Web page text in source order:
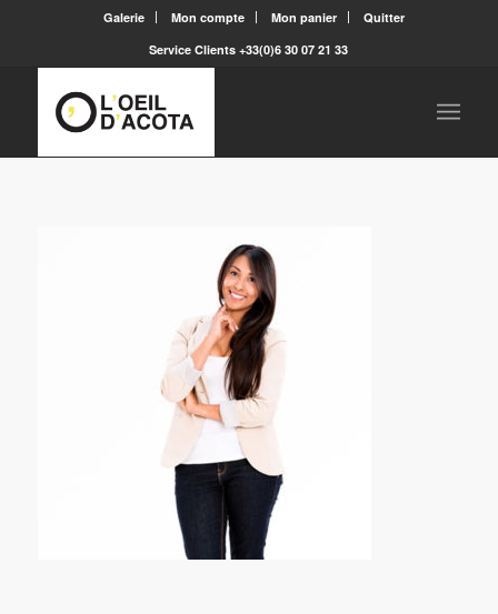
Galerie Mon compte Mon panier
Quitter
Service Clients +33(0)6 30 07 21 33